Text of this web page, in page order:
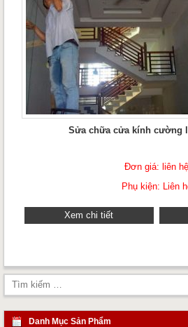
Sửa chữa cửa kính cường
Đơn giá: liên hệ
Phụ kiện: Liên
Xem chi tiết
Danh Mục Sản Phẩm